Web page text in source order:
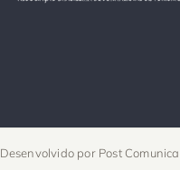
Desenvolvido por Post